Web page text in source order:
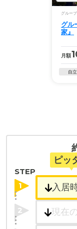
グルー
グル
家』
月額
自立
ピッ
STEP
1
2